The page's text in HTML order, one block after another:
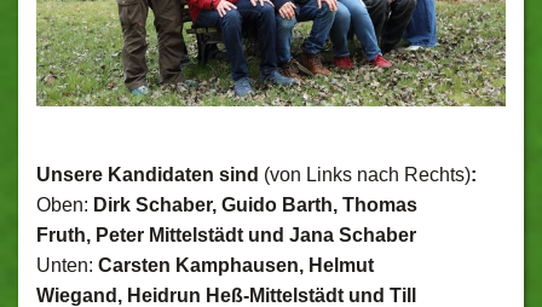
Unsere Kandidaten sind (von Links nach Rechts):
Oben: Dirk Schaber, Guido Barth, Thomas
Fruth, Peter Mittelstädt und Jana Schaber
Unten: Carsten Kamphausen, Helmut
Wiegand, Heidrun Heß-Mittelstädt und Till